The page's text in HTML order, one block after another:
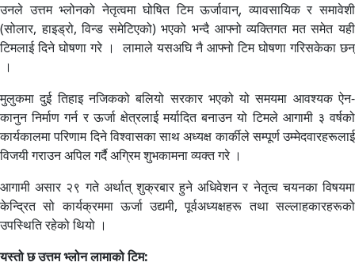
उनले उत्तम भ्लोनको नेतृत्वमा घोषित टिम ऊर्जावान्, व्यावसायिक र समावेशी
(सोलार, हाइड्रो, विन्ड समेटिएको) भएको भन्दै आफ्नो व्यक्तिगत मत समेत यही
टिमलाई दिने घोषणा गरे । लामाले यसअघि नै आफ्नो टिम घोषणा गरिसकेका छन्
।
मुलुकमा दुई तिहाइ नजिकको बलियो सरकार भएको यो समयमा आवश्यक ऐन-
कानुन निर्माण गर्न र ऊर्जा क्षेत्रलाई मर्यादित बनाउन यो टिमले आगामी ३ वर्षको
कार्यकालमा परिणाम दिने विश्वासका साथ अध्यक्ष कार्कीले सम्पूर्ण उम्मेदवारहरूलाई
विजयी गराउन अपिल गर्दै अग्रिम शुभकामना व्यक्त गरे ।
आगामी असार २९ गते अर्थात् शुक्रबार हुने अधिवेशन र नेतृत्व चयनका विषयमा
केन्द्रित सो कार्यक्रममा ऊर्जा उद्यमी, पूर्वअध्यक्षहरू तथा सल्लाहकारहरूको
उपस्थिति रहेको थियो ।
यस्तो छ उत्तम भ्लोन लामाको टिम: